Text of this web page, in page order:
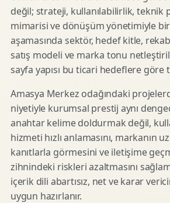
değil; strateji, kullanılabilirlik, teknik
mimarisi ve dönüşüm yönetimiyle
aşamasında sektör, hedef kitle,
satış modeli ve marka tonu
sayfa yapısı bu ticari hedeflere göre
Amasya Merkez odağındaki
niyetiyle kurumsal prestij aynı
anahtar kelime doldurmak değil,
hizmeti hızlı anlamasını, markanın
kanıtlarla görmesini ve iletişime
zihnindeki riskleri azaltmasını
içerik dili abartısız, net ve karar
uygun hazırlanır.